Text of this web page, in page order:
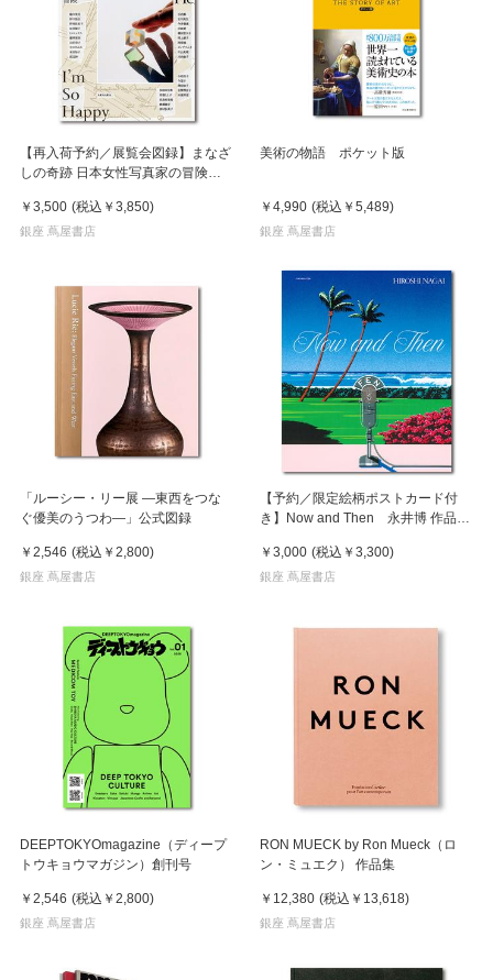
【再入荷予約／展覧会図録】まなざ
しの奇跡 日本女性写真家の冒険
￥3,500 (税込 ￥3,850)
銀座 蔦屋書店
美術の物語 ポケット版
￥4,990 (税込 ￥5,489)
銀座 蔦屋書店
「ルーシー・リー展 ―東西をつな
ぐ優美のうつわ―」公式図録
￥2,546 (税込 ￥2,800)
銀座 蔦屋書店
【予約／限定絵柄ポストカード付
き】Now and Then 永井博 作品
￥3,000 (税込 ￥3,300)
銀座 蔦屋書店
DEEPTOKYOmagazine（ディープ
トウキョウマガジン）創刊号
￥2,546 (税込 ￥2,800)
銀座 蔦屋書店
RON MUECK by Ron Mueck（ロ
ン・ミュエク） 作品集
￥12,380 (税込 ￥13,618)
銀座 蔦屋書店